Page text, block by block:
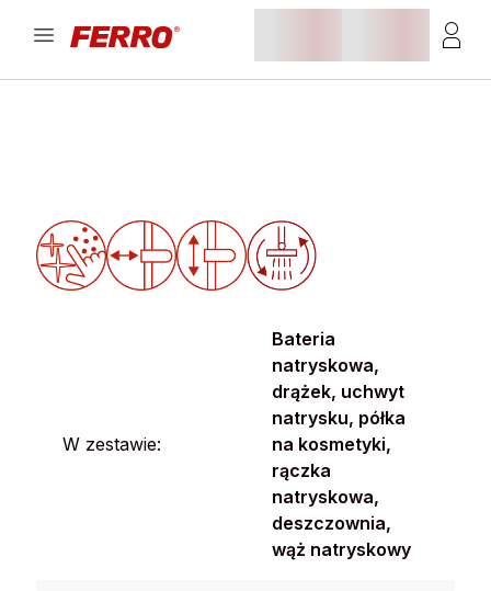
W zestawie:
Bateria
natryskowa,
drążek, uchwyt
natrysku, półka
na kosmetyki,
rączka
natryskowa,
deszczownia,
wąż natryskowy